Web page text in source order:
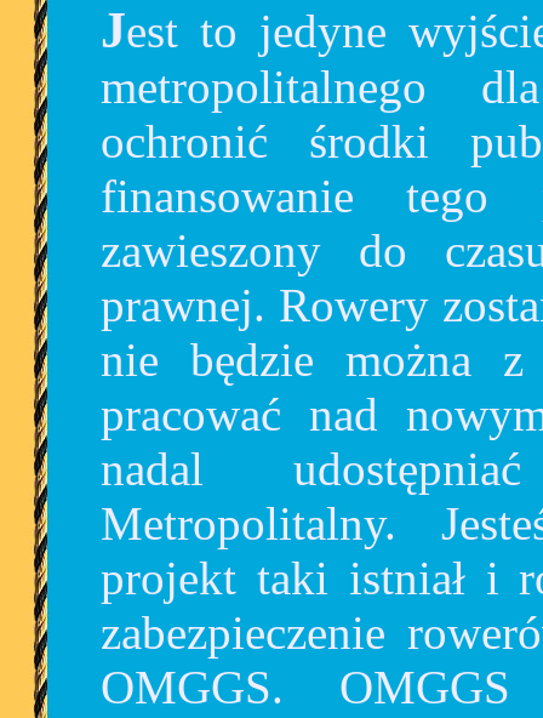
Jest to jedyne wyjście, by uratować ideę roweru
metropolitalnego
ochronić środki
finansowanie tego
zawieszony do
prawnej. Rowery
nie będzie można z
pracować nad
nadal
Metropolitalny.
projekt taki istniał i
zabezpieczenie
OMGGS.